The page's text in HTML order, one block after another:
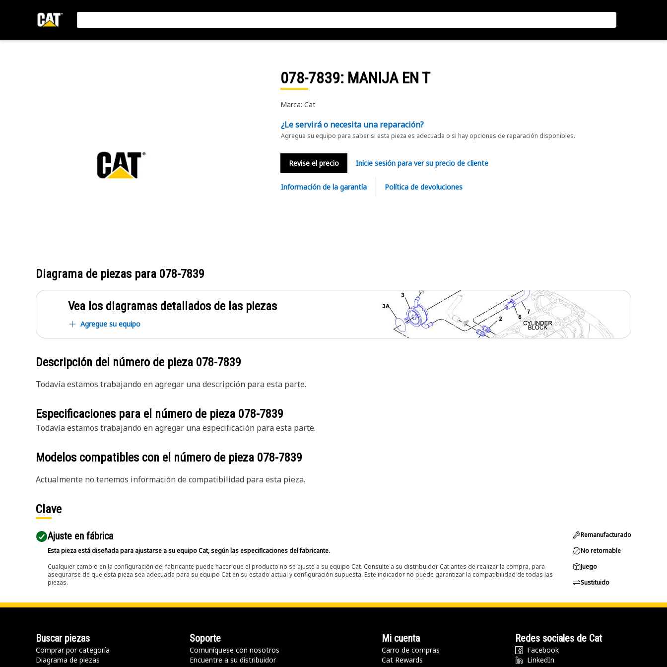
078-7839: MANIJA EN T
Marca: Cat
¿Le servirá o necesita una reparación?
Agregue su equipo para saber si esta pieza es adecuada o si hay opciones de reparación disponibles.
Revise el precio Inicie sesión para ver su precio de cliente
Información de la garantía Política de devoluciones
Diagrama de piezas para 078-7839
Vea los diagramas detallados de las piezas
Agregue su equipo
Descripción del número de pieza 078-7839
Todavía estamos trabajando en agregar una descripción para esta parte.
Especificaciones para el número de pieza 078-7839
Todavía estamos trabajando en agregar una especificación para esta parte.
Modelos compatibles con el número de pieza 078-7839
Actualmente no tenemos información de compatibilidad para esta pieza.
Clave
Ajuste en fábrica
Esta pieza está diseñada para ajustarse a su equipo Cat, según las especificaciones del fabricante.
Cualquier cambio en la configuración del fabricante puede hacer que el producto no se ajuste a su equipo Cat. Consulte a su distribuidor Cat antes de realizar la compra, para
asegurarse de que esta pieza sea adecuada para su equipo Cat en su estado actual y configuración supuesta. Este indicador no puede garantizar la compatibilidad de todas las
piezas.
Remanufacturado
No retornable
Juego
Sustituido
Buscar piezas
Comprar por categoría
Diagrama de piezas
Soporte
Comuníquese con nosotros
Encuentre a su distribuidor
Mi cuenta
Carro de compras
Cat Rewards
Redes sociales de Cat
Facebook
LinkedIn